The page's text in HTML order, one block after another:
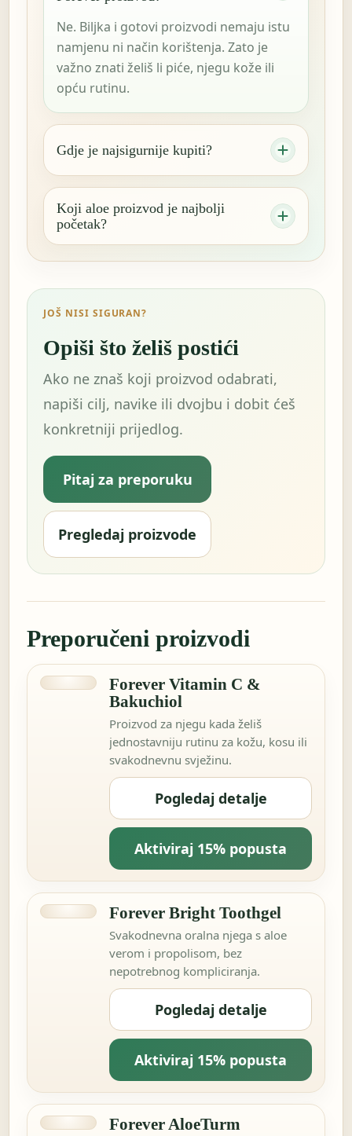
Ne. Biljka i gotovi proizvodi nemaju istu
namjenu ni način korištenja. Zato je
važno znati želiš li piće, njegu kože ili
opću rutinu.
Gdje je najsigurnije kupiti?
Koji aloe proizvod je najbolji
početak?
JOŠ NISI SIGURAN?
Opiši što želiš postići
Ako ne znaš koji proizvod odabrati,
napiši cilj, navike ili dvojbu i dobit ćeš
konkretniji prijedlog.
Pitaj za preporuku
Pregledaj proizvode
Preporučeni proizvodi
Forever Vitamin C &
Bakuchiol
Proizvod za njegu kada želiš
jednostavniju rutinu za kožu, kosu ili
svakodnevnu svježinu.
Pogledaj detalje
Aktiviraj 15% popusta
Forever Bright Toothgel
Svakodnevna oralna njega s aloe
verom i propolisom, bez
nepotrebnog kompliciranja.
Pogledaj detalje
Aktiviraj 15% popusta
Forever AloeTurm